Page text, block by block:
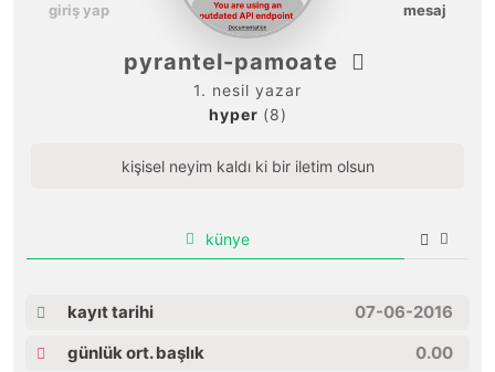
giriş yap mesaj
pyrantel-pamoate
1. nesil yazar
hyper (8)
kişisel neyim kaldı ki bir iletim olsun
künye
kayıt tarihi
07-06-2016
günlük ort. başlık
0.00